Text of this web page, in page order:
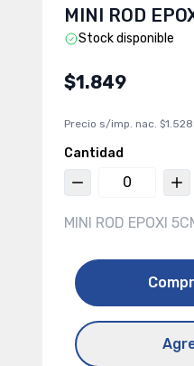
MINI ROD
Stock disponible
$1.849
Precio s/imp. nac. $1.528
Cantidad
MINI ROD EPOXI